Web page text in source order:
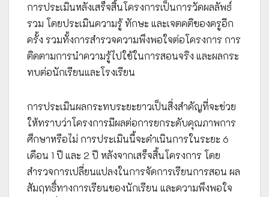
การประเมินหลังเสร็จสิ้นโครงการเป็นการวัดผลลัพธ์
รวม โดยประเมินความรู้ ทักษะ และเจตคติของครูอีก
ครั้ง รวมทั้งการสำรวจความพึงพอใจต่อโครงการ การ
ติดตามการนำความรู้ไปใช้ในการสอนจริง และผลกระ
ทบต่อนักเรียนและโรงเรียน
การประเมินผลกระทบระยะยาวเป็นสิ่งสำคัญที่จะช่วย
ให้ทราบว่าโครงการมีผลต่อการยกระดับคุณภาพการ
ศึกษาหรือไม่ การประเมินนี้จะดำเนินการในระยะ 6
เดือน 1 ปี และ 2 ปี หลังจากเสร็จสิ้นโครงการ โดย
สำรวจการเปลี่ยนแปลงในการจัดการเรียนการสอน ผล
สัมฤทธิ์ทางการเรียนของนักเรียน และความพึงพอใจ